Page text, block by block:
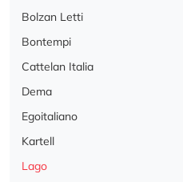
Bolzan Letti
Bontempi
Cattelan Italia
Dema
Egoitaliano
Kartell
Lago